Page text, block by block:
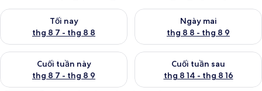
Tối nay
thg 8 7 - thg 8 8
Kiểm tra lượng phòng tối nay từ thg 8 7 - thg 8 8
Ngày mai
thg 8 8 - thg 8 9
Kiểm tra lượng phòng ngày
Cuối tuần này
thg 8 7 - thg 8 9
Kiểm tra lượng phòng cuối tuần này từ thg 8 7 - thg 8 9
Cuối tuần sau
thg 8 14 - thg 8 16
Kiểm tra lượng phòng cuối